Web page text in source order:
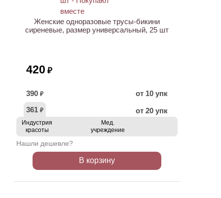
Женские одноразовые трусы-бикини
сиреневые, размер универсальный, 25 шт
420 ₽
390 ₽
от 10 упк
361 ₽ от 20 упк
Индустрия
красоты
Мед.
учреждение
Нашли дешевле?
В корзину